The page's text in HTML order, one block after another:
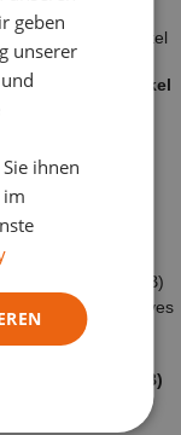
– Topf und Sockel
AC 100 – Kit (A+B)
ITALIAN
geben
unserer
ihnen
im